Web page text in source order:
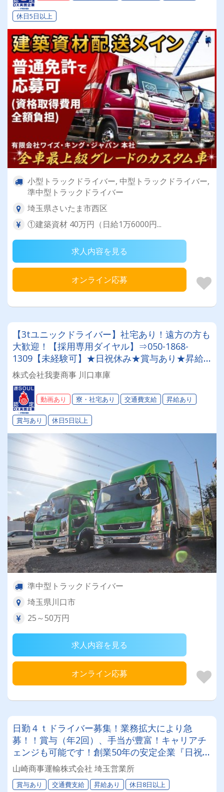
休日5日以上
小型トラックドライバー, 中型トラックドライバー,
準中型トラックドライバー
埼玉県さいたま市西区
①建築資材 40万円（日給1万6000円...
求人内容を見る
オンライン応募
【3tユニックドライバー】社宅あり！遠方の方も
大歓迎！【採用専用ダイヤル】⇒050-1868-
1309【未経験可】★日祝休み★賞与あり★昇給
あり★他福利厚生も充実★＼毎年増車中！あなた
だけの相棒（専属車）を用意！／◎あなたに合っ
たお仕事がここにあります◎
株式会社我妻商事 川口車庫
動画あり 寮・社宅あり 交通費支給 昇給あり
賞与あり 休日5日以上
準中型トラックドライバー
埼玉県川口市
25～50万円
求人内容を見る
オンライン応募
日勤４ｔドライバー募集！業務拡大により急
募！！賞与（年2回）、手当が豊富！キャリアチ
ェンジも可能です！創業50年の安定企業『日祝』
休みは週休2日制！年間休日105日！！
山崎商事運輸株式会社 埼玉営業所
賞与あり 交通費支給 昇給あり 休日8日以上